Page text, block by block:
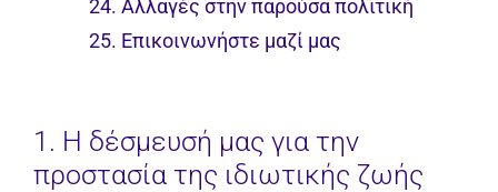
24. Αλλαγές στην παρούσα πολιτική
25. Επικοινωνήστε μαζί μας
1. Η δέσμευσή μας για την
προστασία της ιδιωτικής ζωής